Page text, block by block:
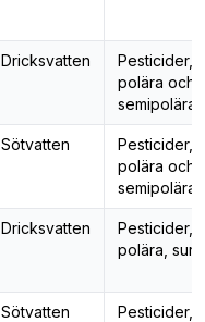
Dricksvatten
Pesticider,
polära och
semipolära
Sötvatten
Pesticider,
polära och
semipolära
Dricksvatten
Pesticider,
polära, sura
Sötvatten
Pesticider,